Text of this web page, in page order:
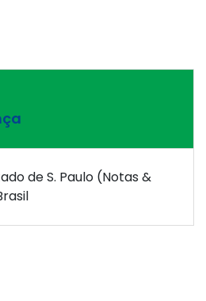
de S. Paulo (Notas &